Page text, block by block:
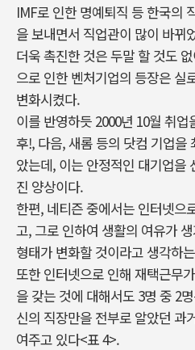
IMF로 인한 명예퇴직 등 한국의
을 보내면서 직업관이 많이 바뀌
더욱 촉진한 것은 두말 할 것도
으로 인한 벤처기업의 등장은 실
변화시켰다.
이를 반영하듯 2000년 10월 취
후!, 다음, 새롬 등의 닷컴 기업을
았는데, 이는 안정적인 대기업을
진 양상이다.
한편, 네티즌 중에서는 인터넷으
고, 그로 인하여 생활의 여유가
형태가 변화할 것이라고 생각하
또한 인터넷으로 인해 재택근무
을 갖는 것에 대해서도 3명 중 2
신의 직장만을 전부로 알았던 과
여주고 있다<표 4>.